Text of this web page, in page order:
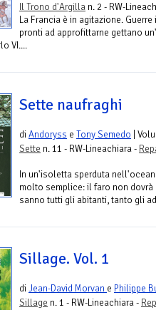
Il Trono d'Argilla n. 2 - RW-
La Francia è in agitazione.
pronti ad approfittarne gettano
VI....
Sette naufraghi
diAndoryss e Tony Semedo |
Sette n. 11 - RW-Lineachiara -
In un'isoletta sperduta
molto semplice: il faro non dovrà
sanno tutti gli abitanti, tanto gli
Sillage. Vol. 1
diJean-David Morvan e Philippe
Sillage n. 1 - RW-Lineachiara -